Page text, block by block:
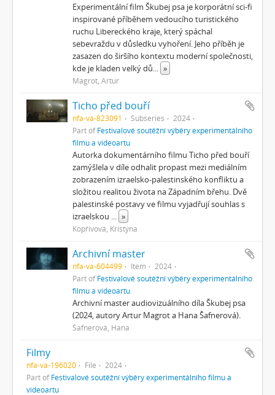
Experimentální film Škubej psa je korporátní sci-fi
inspirované příběhem vedoucího turistického
ruchu Libereckého kraje, který spáchal
sebevraždu v důsledku vyhoření. Jeho příběh je
zasazen do širšího kontextu moderní společnosti,
kde je kladen velký dů... »
Magrot, Artur
Ticho před bouří
nfa-va-823091 Subseries
2024
Part ofFestivalové soutěžní výběry experimentálního
filmu a videoartu
Autorka dokumentárního filmu Ticho před bouří
zamýšlela v díle odhalit propast mezi mediálním
zobrazením izraelsko-palestinského konfliktu a
složitou realitou života na Západním břehu. Dvě
palestinské postavy ve filmu vyjadřují souhlas s
izraelskou ... »
Kopřivová, Kristýna
Archivní master
nfa-va-604499 Item
2024
Part ofFestivalové soutěžní výběry experimentálního
filmu a videoartu
Archivní master audiovizuálního díla Škubej psa
(2024, autory Artur Magrot a Hana Šafnerová).
Šafnerová, Hana
Filmy
nfa-va-196020 File
2024
Part ofFestivalové soutěžní výběry experimentálního filmu a
videoartu